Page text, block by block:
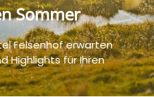
Sommer
Felsenhof erwarten
Highlights für Ihren